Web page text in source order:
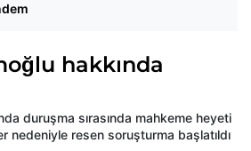
hakkında
duruşma sırasında mahkeme heyeti
nedeniyle resen soruşturma başlatıldı